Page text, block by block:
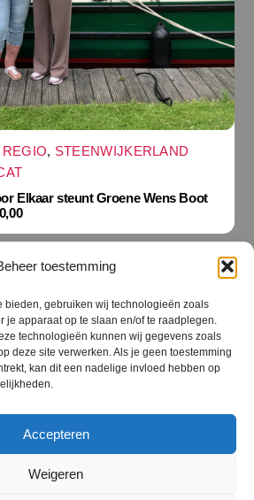
toestemming
bieden, gebruiken wij technologieën zoals
je apparaat op te slaan en/of te raadplegen.
technologieën kunnen wij gegevens zoals
deze site verwerken. Als je geen toestemming
kan dit een nadelige invloed hebben op
Accepteren
Weigeren
, STEENWIJKERLAND
Elkaar steunt Groene Wens Boot
Terug
naar
boven
RTV SLOS ANBI